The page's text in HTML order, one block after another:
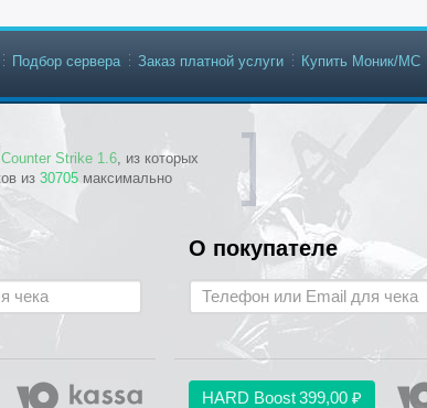
Counter Strike 1.6, из которых
из 30705 максимально
Подбор сервера Заказ платной услуги Купить Моник/МС
О покупателе
HARD Boost399,00 ₽